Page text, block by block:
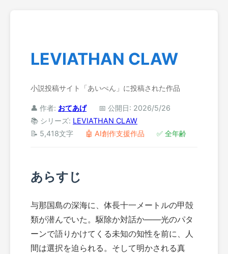
LEVIATHAN CLAW
小説投稿サイト「あいぺん」に投稿された作品
👤 作者: おてあげ
📅 公開日: 2026/5/26
📚 シリーズ: LEVIATHAN CLAW
📝 5,418文字
🤖 AI創作支援作品 ✅ 全年齢
あらすじ
与那国島の深海に、体長十一メートルの甲殻
類が潜んでいた。駆除か対話か——光のパタ
ーンで語りかけてくる未知の知性を前に、人
間は選択を迫られる。そして明かされる真